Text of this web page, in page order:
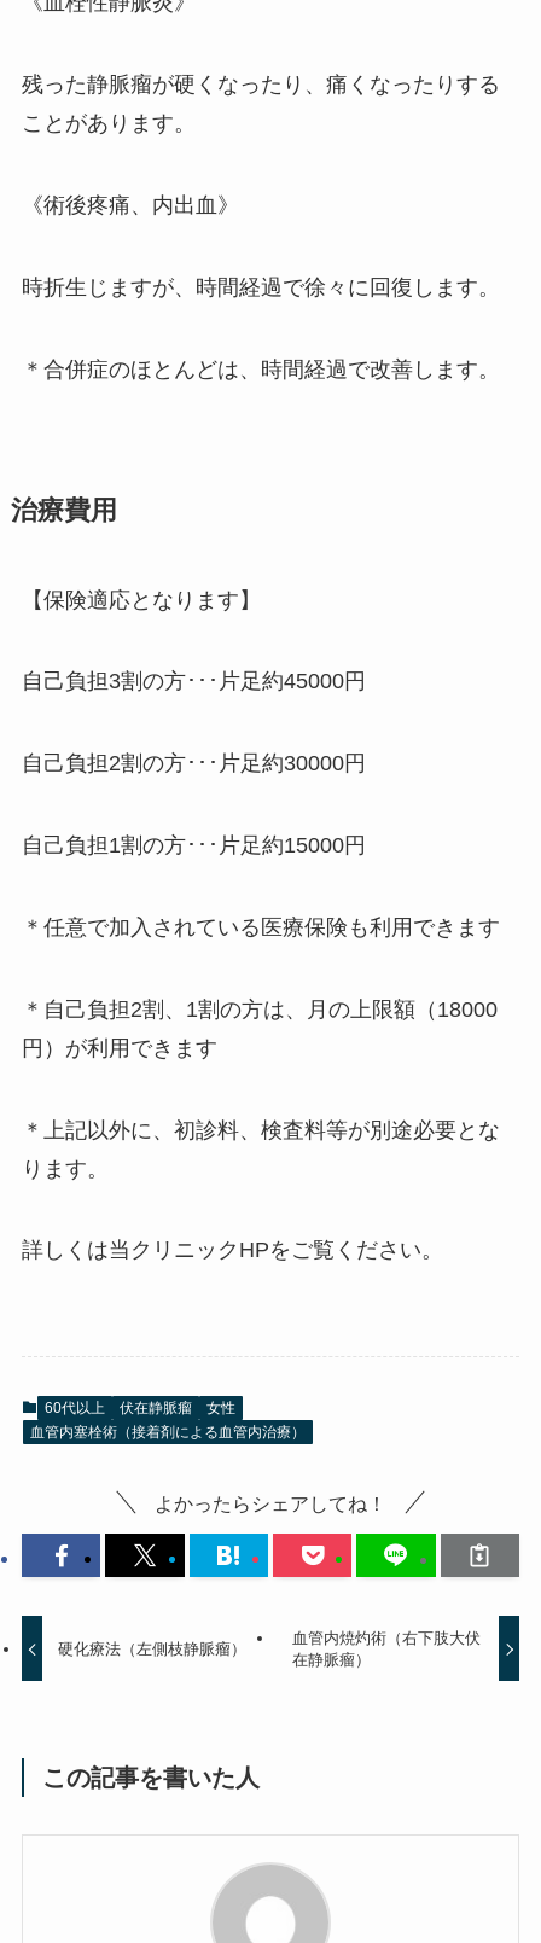
残った静脈瘤が硬くなったり、痛くなったりする
ことがあります。
《術後疼痛、内出血》
時折生じますが、時間経過で徐々に回復します。
＊合併症のほとんどは、時間経過で改善します。
治療費用
【保険適応となります】
自己負担3割の方･･･片足約45000円
自己負担2割の方･･･片足約30000円
自己負担1割の方･･･片足約15000円
＊任意で加入されている医療保険も利用できます
＊自己負担2割、1割の方は、月の上限額（18000
円）が利用できます
＊上記以外に、初診料、検査料等が別途必要とな
ります。
詳しくは当クリニックHPをご覧ください。
60代以上 伏在静脈瘤
女性
血管内塞栓術（接着剤による血管内治療）
よかったらシェアしてね！
硬化療法（左側枝静脈瘤）
血管内焼灼術（右下肢大伏
在静脈瘤）
この記事を書いた人